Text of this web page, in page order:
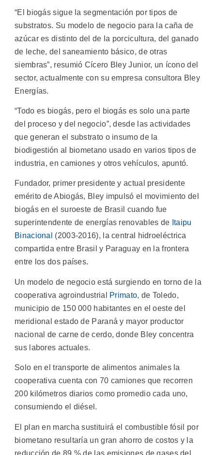
“El biogás sigue la segmentación por tipos de
substratos. Su modelo de negocio para la caña de
azúcar es distinto del de la porcicultura, del ganado
de leche, del saneamiento básico, de otras
siembras”, resumió Cícero Bley Junior, un ícono del
sector, actualmente con su empresa consultora Bley
Energías.
“Todo es biogás, pero el biogás es solo una parte
del proceso y del negocio”, desde las actividades
que generan el substrato o insumo de la
biodigestión al biometano usado en varios tipos de
industria, en camiones y otros vehículos, apuntó.
Fundador, primer presidente y actual presidente
emérito de Abiogás, Bley impulsó el movimiento del
biogás en el suroeste de Brasil cuando fue
superintendente de energías renovables de Itaipu
Binacional (2003-2016), la central hidroeléctrica
compartida entre Brasil y Paraguay en la frontera
entre los dos países.
Un modelo de negocio está surgiendo en torno de la
cooperativa agroindustrial
Primato, de Toledo,
municipio de 150 000 habitantes en el oeste del
meridional estado de Paraná y mayor productor
nacional de carne de cerdo, donde Bley concentra
sus labores actuales.
Solo en el transporte de alimentos animales la
cooperativa cuenta con 70 camiones que recorren
200 kilómetros diarios como promedio cada uno,
consumiendo el diésel.
El plan en marcha sustituirá el combustible fósil por
biometano resultaría un gran ahorro de costos y la
reducción de 89 % de las emisiones de gases del